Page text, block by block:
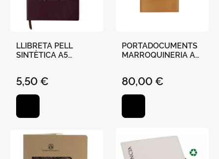
LLIBRETA PELL
SINTÈTICA A5
BLANA ELÀSTIC
21CM BUR
5,50 €
PORTADOCUMENTS
MARROQUINERIA A4
CM
80,00 €